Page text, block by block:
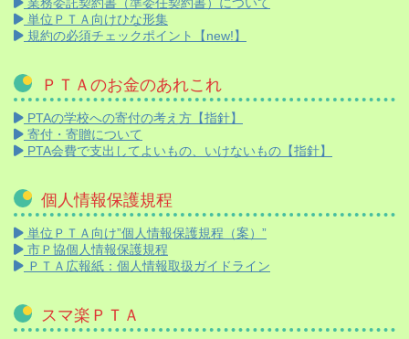
単位ＰＴＡ向けひな形集
規約の必須チェックポイント【new!】
ＰＴＡのお金のあれこれ
PTAの学校への寄付の考え方【指針】
寄付・寄贈について
PTA会費で支出してよいもの、いけないもの【指針】
個人情報保護規程
単位ＰＴＡ向け”個人情報保護規程（案）”
市Ｐ協個人情報保護規程
ＰＴＡ広報紙：個人情報取扱ガイドライン
スマ楽ＰＴＡ